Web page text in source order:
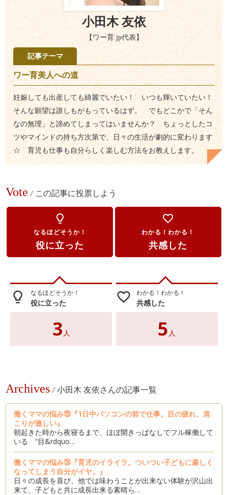
小田木 友依
【ワー育.jp代表】
記事テーマ
ワー育美人への道
妊娠しても出産しても綺麗でいたい！ いつも輝いていたい！
そんな願望は誰しもがもっているはず。 でもどこかで「そん
なの無理」と諦めてしまってはいませんか？ ちょっとしたコ
ツやマインドの持ち方次第で、日々の生活が劇的に変わります
☆ 育児も仕事も自分らしく楽しむ方法をお教えします。
Vote / この記事に投票しよう
lightbulb_outline
なるほどそうか！
役に立った
favorite_border
わかる！わかる！
共感した
lightbulb_outline なるほどそうか！
役に立った
3 人
favorite_border わかる！わかる！
共感した
5 人
Archives / 小田木 友依さんの記事一覧
働くママの悩み㉕『1日中パソコンの前で仕事。目の疲れ、肩
こりが激しい』
朝起きた時から夜寝るまで、ほぼ開きっぱなしでフル稼働して
いる “目&rdquo…
働くママの悩み㉔『育児のイライラ。ついつい子どもに厳しく
なってしまう自分がイヤ。』
日々の成長を喜び、他では味わうことが出来ない体験が沢山出
来て、子どもと共に成長出来る素晴ら…